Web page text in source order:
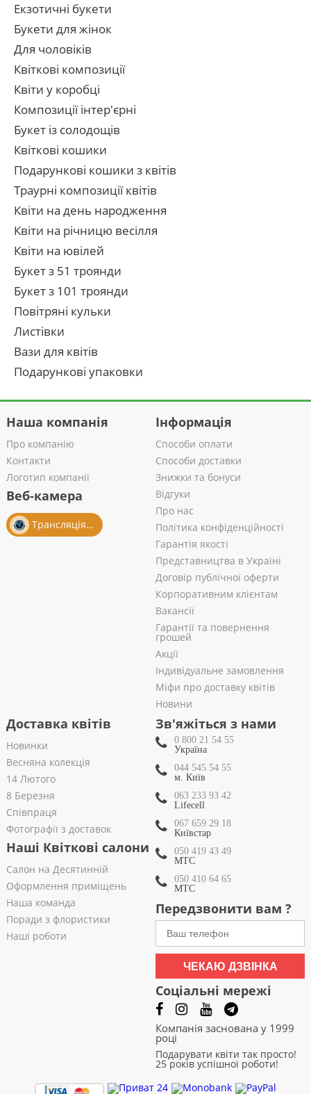
Екзотичні букети
Букети для жінок
Для чоловіків
Квіткові композиції
Квіти у коробці
Композиції інтер'єрні
Букет із солодощів
Квіткові кошики
Подарункові кошики з квітів
Траурні композиції квітів
Квіти на день народження
Квіти на річницю весілля
Квіти на ювілей
Букет з 51 троянди
Букет з 101 троянди
Повітряні кульки
Листівки
Вази для квітів
Подарункові упаковки
Наша компанія
Про компанію
Контакти
Логотип компанії
Веб-камера
Трансляція із салону
Інформація
Способи оплати
Способи доставки
Знижки та бонуси
Відгуки
Про нас
Політика конфіденційності
Гарантія якості
Представництва в Україні
Договір публічної оферти
Корпоративним клієнтам
Вакансії
Гарантії та повернення
грошей
Акції
Індивідуальне замовлення
Міфи про доставку квітів
Новини
Доставка квітів
Новинки
Весняна колекція
14 Лютого
8 Березня
Співпраця
Фотографії з доставок
Наші Квіткові салони
Салон на Десятинній
Оформлення приміщень
Наша команда
Поради з флористики
Наші роботи
Зв'яжіться з нами
0 800 21 54 55
Україна
044 545 54 55
м. Київ
063 233 93 42
Lifecell
067 659 29 18
Київстар
050 419 43 49
МТС
050 410 64 65
МТС
Передзвонити вам ?
ЧЕКАЮ ДЗВІНКА
Соціальні мережі
Компанія заснована у 1999
році
Подарувати квіти так просто!
25 років успішної роботи!